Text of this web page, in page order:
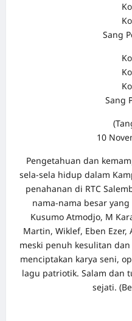
Sang
Sang
10
Pengetahuan dan
sela-sela hidup dalam
penahanan di RTC
nama-nama besar
Kusumo Atmodjo, M
Martin, Wiklef, Eben
meski penuh kesulitan
menciptakan karya seni,
lagu patriotik. Salam dan
sejati.